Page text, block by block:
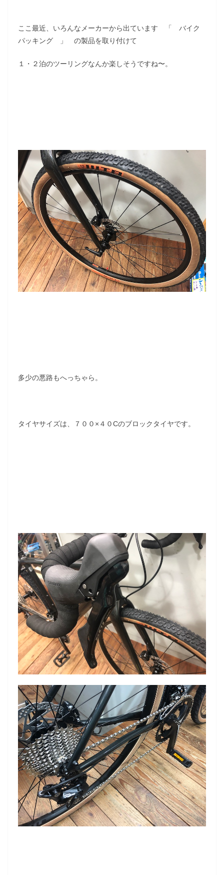
ここ最近、いろんなメーカーから出ています 「 バイク
パッキング 」 の製品を取り付けて
１・２泊のツーリングなんか楽しそうですね〜。
多少の悪路もへっちゃら。
タイヤサイズは、７００×４０Cのブロックタイヤです。